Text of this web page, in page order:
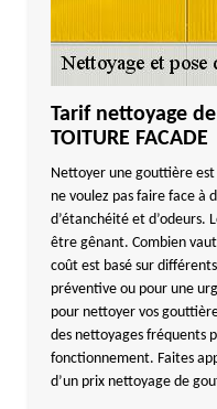
Tarif nettoyage
TOITURE FACADE
Nettoyer une gouttière
ne voulez pas faire face à
d’étanchéité et d’odeurs.
être gênant. Combien
coût est basé sur
préventive ou pour une
pour nettoyer vos
des nettoyages fréquents
fonctionnement. Faites
d’un prix nettoyage de